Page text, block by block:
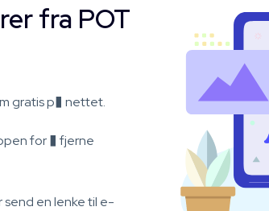
fra POT
gratis p� nettet.
for � fjerne
en lenke til e-